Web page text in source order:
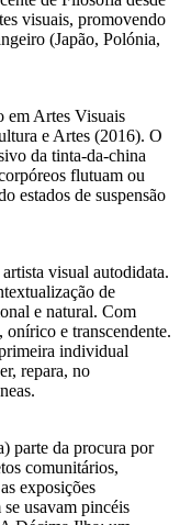
visuais, promovendo
(Japão, Polónia,
em Artes Visuais
e Artes (2016). O
da tinta-da-china
flutuam ou
estados de suspensão
visual autodidata.
de
e natural. Com
onírico e transcendente.
individual
repara, no
parte da procura por
comunitários,
exposições
usavam pincéis